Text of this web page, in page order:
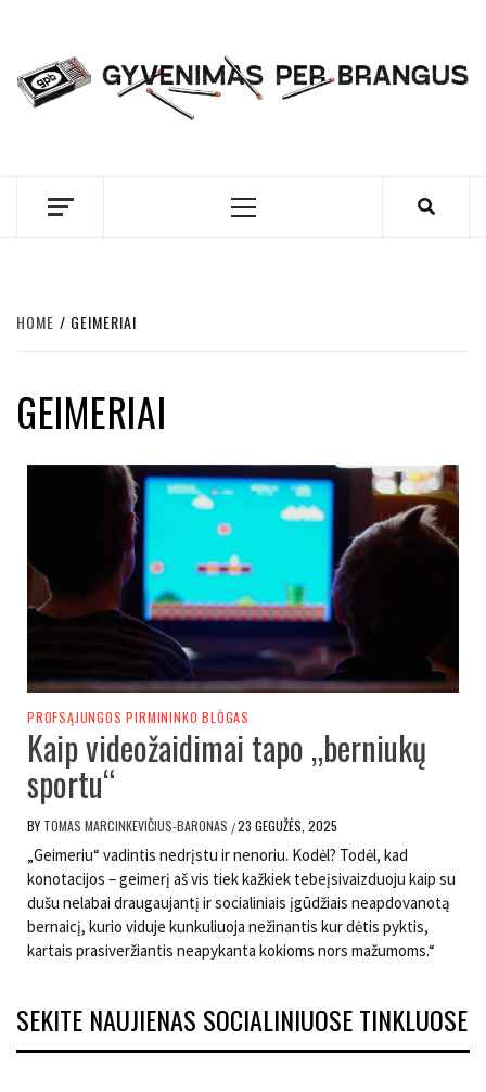
content
BRANGUS
Menu
HOME GEIMERIAI
GEIMERIAI
PROFSĄJUNGOS PIRMININKO BLÒGAS
Kaip videožaidimai tapo „berniukų
sportu“
BY TOMAS MARCINKEVIČIUS-BARONAS /23 GEGUŽĖS, 2025
„Geimeriu“ vadintis nedrįstu ir nenoriu. Kodėl? Todėl, kad
konotacijos – geimerį aš vis tiek kažkiek tebeįsivaizduoju kaip su
dušu nelabai draugaujantį ir socialiniais įgūdžiais neapdovanotą
bernaicį, kurio viduje kunkuliuoja nežinantis kur dėtis pyktis,
kartais prasiveržiantis neapykanta kokioms nors mažumoms.“
SEKITE NAUJIENAS SOCIALINIUOSE TINKLUOSE